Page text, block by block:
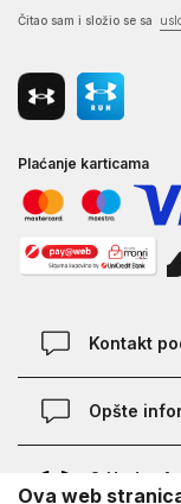
Čitao sam i složio se sa
Plaćanje karticama
Kontakt
Kontakt
Opšte
O Under
Ova web